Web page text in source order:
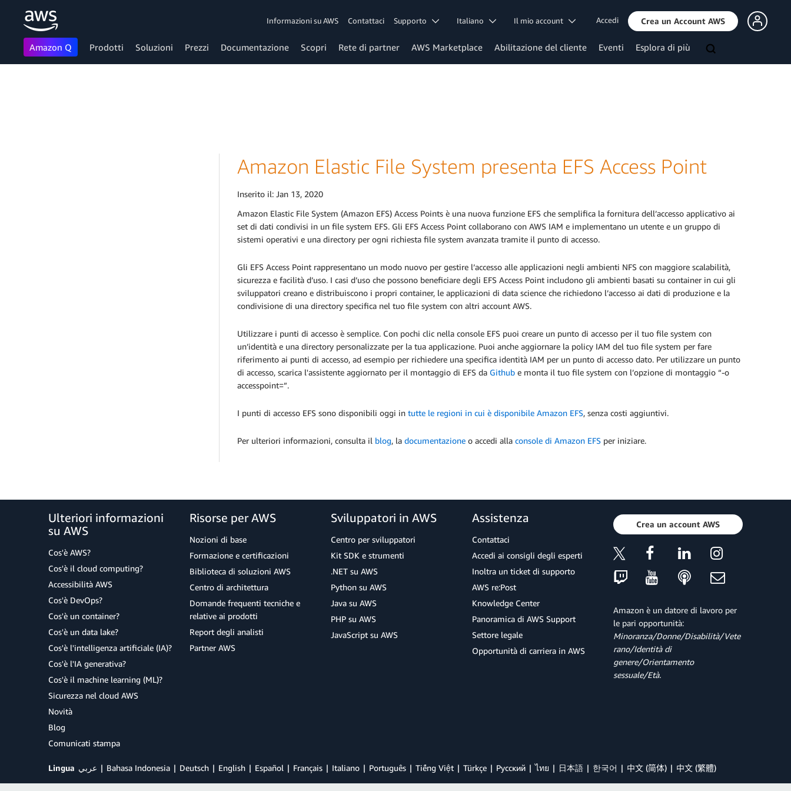
Informazioni su AWS Contattaci Supporto Italiano Il mio account Accedi Crea un Account AWS
Amazon Q Prodotti Soluzioni Prezzi Documentazione Scopri Rete di partner AWS Marketplace Abilitazione del cliente Eventi Esplora di più
Amazon Elastic File System presenta EFS Access Point
Inserito il: Jan 13, 2020
Amazon Elastic File System (Amazon EFS) Access Points è una nuova funzione EFS che semplifica la fornitura dell’accesso applicativo ai
set di dati condivisi in un file system EFS. Gli EFS Access Point collaborano con AWS IAM e implementano un utente e un gruppo di
sistemi operativi e una directory per ogni richiesta file system avanzata tramite il punto di accesso.
Gli EFS Access Point rappresentano un modo nuovo per gestire l’accesso alle applicazioni negli ambienti NFS con maggiore scalabilità,
sicurezza e facilità d’uso. I casi d’uso che possono beneficiare degli EFS Access Point includono gli ambienti basati su container in cui gli
sviluppatori creano e distribuiscono i propri container, le applicazioni di data science che richiedono l’accesso ai dati di produzione e la
condivisione di una directory specifica nel tuo file system con altri account AWS.
Utilizzare i punti di accesso è semplice. Con pochi clic nella console EFS puoi creare un punto di accesso per il tuo file system con
un’identità e una directory personalizzate per la tua applicazione. Puoi anche aggiornare la policy IAM del tuo file system per fare
riferimento ai punti di accesso, ad esempio per richiedere una specifica identità IAM per un punto di accesso dato. Per utilizzare un punto
di accesso, scarica l'assistente aggiornato per il montaggio di EFS da Github e monta il tuo file system con l’opzione di montaggio “-o
accesspoint=”.
I punti di accesso EFS sono disponibili oggi in tutte le regioni in cui è disponibile Amazon EFS, senza costi aggiuntivi.
Per ulteriori informazioni, consulta il blog, la documentazione o accedi alla console di Amazon EFS per iniziare.
Ulteriori informazioni
su AWS
Cos'è AWS?
Cos'è il cloud computing?
Accessibilità AWS
Cos'è DevOps?
Cos'è un container?
Cos'è un data lake?
Cos'è l'intelligenza artificiale (IA)?
Cos'è l'IA generativa?
Cos'è il machine learning (ML)?
Sicurezza nel cloud AWS
Novità
Blog
Comunicati stampa
Risorse per AWS
Nozioni di base
Formazione e certificazioni
Biblioteca di soluzioni AWS
Centro di architettura
Domande frequenti tecniche e
relative ai prodotti
Report degli analisti
Partner AWS
Sviluppatori in AWS
Centro per sviluppatori
Kit SDK e strumenti
.NET su AWS
Python su AWS
Java su AWS
PHP su AWS
JavaScript su AWS
Assistenza
Contattaci
Accedi ai consigli degli esperti
Inoltra un ticket di supporto
AWS re:Post
Knowledge Center
Panoramica di AWS Support
Settore legale
Opportunità di carriera in AWS
Crea un account AWS
Amazon è un datore di lavoro per
le pari opportunità:
Minoranza/Donne/Disabilità/Vete
rano/Identità di
genere/Orientamento
sessuale/Età.
Lingua عربي Bahasa Indonesia Deutsch English Español Français Italiano Português Tiếng Việt Türkçe Ρусский ไทย 日本語 한국어 中文 (简体) 中文 (繁體)